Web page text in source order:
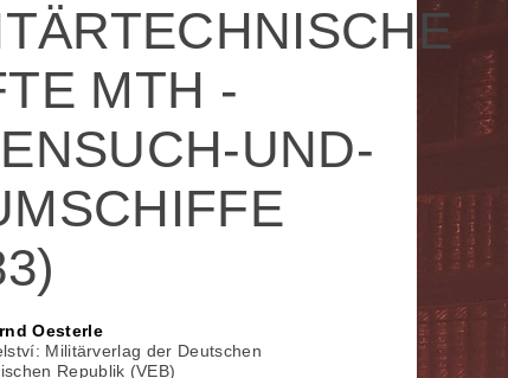
ESOTERIKA, OKULTISMUS
HRY HUDEBNÍ NAUKA
CIZOJAZYČNÁ
LITERATURA LÉKAŘSKÁ
NÁBOŽENSTVÍ
POLITOLOGIE, SOCIOLOGIE
MTH -
UND-
Oesterle
Militärverlag der Deutschen
Republik (VEB)